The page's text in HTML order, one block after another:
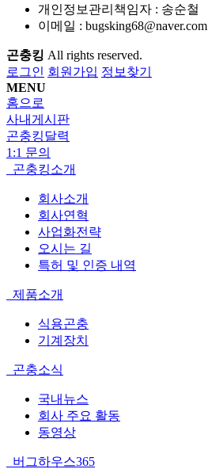
개인정보관리책임자 : 송순철
이메일 : bugsking68@naver.com
곤충킹 All rights reserved.
로그인 회원가입 정보찾기
MENU
홈으로
사내게시판
곤충킹달력
1:1 문의
곤충킹소개
회사소개
회사연혁
사업화전략
오시는 길
특허 및 인증 내역
제품소개
식용곤충
기계장치
곤충소식
국내뉴스
회사 주요 활동
동영상
버그하우스365